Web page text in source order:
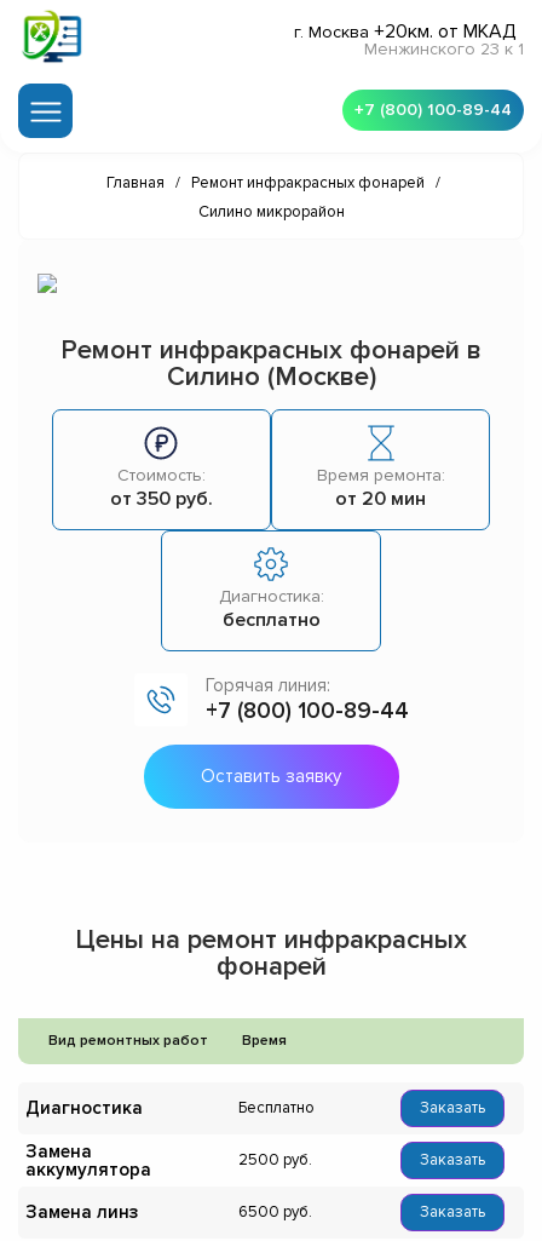
г. Москва +20км. от МКАД
Менжинского 23 к 1
+7 (800) 100-89-44
Главная / Ремонт инфракрасных фонарей
/
Силино микрорайон
Ремонт инфракрасных фонарей в
Силино (Москве)
Стоимость:
от 350 руб.
Время ремонта:
от 20 мин
Диагностика:
бесплатно
Горячая линия:
+7 (800) 100-89-44
Оставить заявку
Цены на ремонт инфракрасных
фонарей
Вид ремонтных работ Время
Диагностика Бесплатно Заказать
Замена
аккумулятора
2500 Заказать
Замена линз 6500 Заказать